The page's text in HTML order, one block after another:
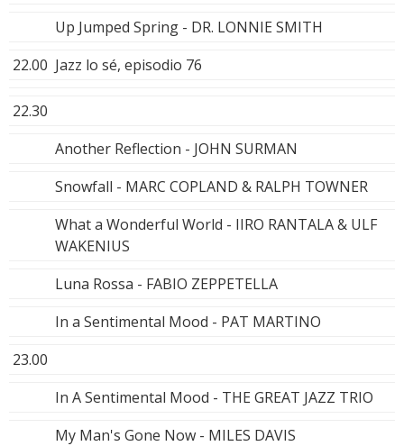
Up Jumped Spring - DR. LONNIE SMITH
22.00 Jazz lo sé, episodio 76
22.30
Another Reflection - JOHN SURMAN
Snowfall - MARC COPLAND & RALPH TOWNER
What a Wonderful World - IIRO RANTALA & ULF
WAKENIUS
Luna Rossa - FABIO ZEPPETELLA
In a Sentimental Mood - PAT MARTINO
23.00
In A Sentimental Mood - THE GREAT JAZZ TRIO
My Man's Gone Now - MILES DAVIS